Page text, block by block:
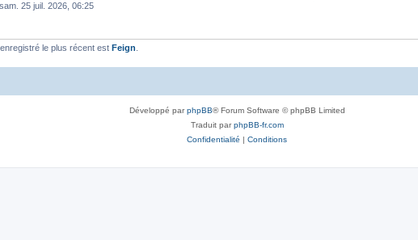
sam. 25 juil. 2026, 06:25
le plus récent est Feign
Développé parphpBB® Forum Software © phpBB Limited
Traduit parphpBB-fr.com
Confidentialité | Conditions